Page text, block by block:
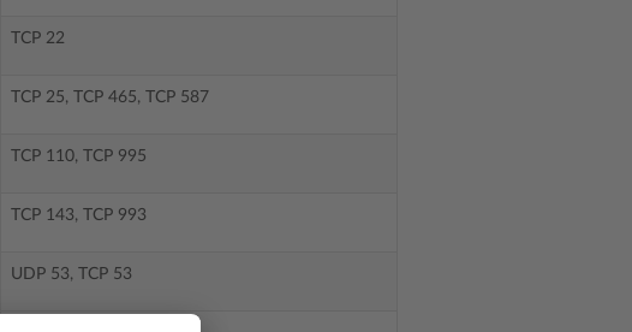
TCP 22
TCP 25, TCP 465, TCP 587
TCP 110, TCP 995
TCP 143, TCP 993
UDP 53, TCP 53